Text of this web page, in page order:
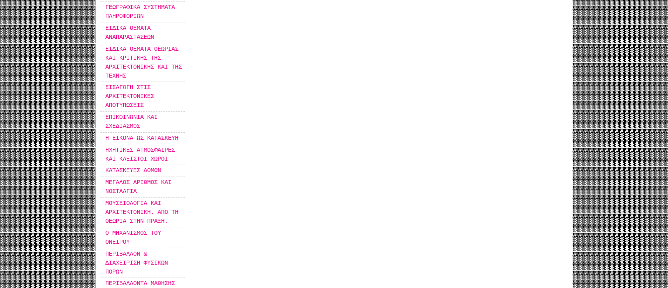
ΓΕΩΓΡΑΦΙΚΑ ΣΥΣΤΗΜΑΤΑ
ΠΛΗΡΟΦΟΡΙΩΝ
ΕΙΔΙΚΑ ΘΕΜΑΤΑ
ΑΝΑΠΑΡΑΣΤΑΣΕΩΝ
ΕΙΔΙΚΑ ΘΕΜΑΤΑ ΘΕΩΡΙΑΣ
ΚΑΙ ΚΡΙΤΙΚΗΣ ΤΗΣ
ΑΡΧΙΤΕΚΤΟΝΙΚΗΣ ΚΑΙ ΤΗΣ
ΤΕΧΝΗΣ
ΕΙΣΑΓΩΓΗ ΣΤΙΣ
ΑΡΧΙΤΕΚΤΟΝΙΚΕΣ
ΑΠΟΤΥΠΩΣΕΙΣ
ΕΠΙΚΟΙΝΩΝΙΑ ΚΑΙ
ΣΧΕΔΙΑΣΜΟΣ
Η ΕΙΚΟΝΑ ΩΣ ΚΑΤΑΣΚΕΥΗ
ΗΧΗΤΙΚΕΣ ΑΤΜΟΣΦΑΙΡΕΣ
ΚΑΙ ΚΛΕΙΣΤΟΙ ΧΩΡΟΙ
ΚΑΤΑΣΚΕΥΕΣ ΔΟΜΩΝ
ΜΕΓΑΛΟΣ ΑΡΙΘΜΟΣ ΚΑΙ
ΝΟΣΤΑΛΓΙΑ
ΜΟΥΣΕΙΟΛΟΓΙΑ ΚΑΙ
ΑΡΧΙΤΕΚΤΟΝΙΚΗ. ΑΠΟ ΤΗ
ΘΕΩΡΙΑ ΣΤΗΝ ΠΡΑΞΗ.
Ο ΜΗΧΑΝΙΣΜΟΣ ΤΟΥ
ΟΝΕΙΡΟΥ
ΠΕΡΙΒΑΛΛΟΝ &
ΔΙΑΧΕΙΡΙΣΗ ΦΥΣΙΚΩΝ
ΠΟΡΩΝ
ΠΕΡΙΒΑΛΛΟΝΤΑ ΜΑΘΗΣΗΣ